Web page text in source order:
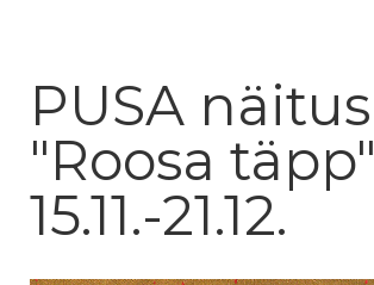
PUSA näitus
"Roosa täpp"
15.11.-21.12.